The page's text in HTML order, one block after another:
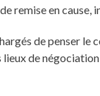
remise en cause,
de penser
de